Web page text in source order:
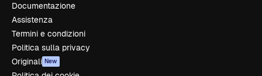
Documentazione
Assistenza
Termini e condizioni
Politica sulla privacy
Originali New